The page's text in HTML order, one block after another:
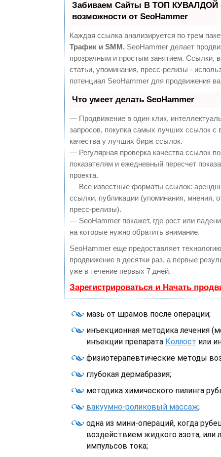
Забиваем Сайты В ТОП КУВАЛДОЙ
возможности от SeoHammer
Каждая ссылка анализируется по трем
Трафик и SMM. SeoHammer делает
прозрачным и простым занятием. Ссылки,
статьи, упоминания, пресс-релизы -
потенциал SeoHammer для продвижения
Что умеет делать SeoHammer
— Продвижение в один клик,
запросов, покупка самых лучших ссылок с
качества у лучших бирж ссылок.
— Регулярная проверка качества ссылок
показателям и ежедневный пересчет
проекта.
— Все известные форматы ссылок:
ссылки, публикации (упоминания, мнения,
пресс-релизы).
— SeoHammer покажет, где рост или
на которые нужно обратить внимание.
SeoHammer еще предоставляет
продвижение в десятки раз, а первые
уже в течение первых 7 дней.
Зарегистрироваться и Начать
мазь от шрамов после операции;
инъекционная методика лечения
инъекции препарата Коллост или
физиотерапевтические методы
глубокая дермабразия;
методика химического пилинга
вакуумно-роликовый массаж;
одна из мини-операций, когда
воздействием жидкого азота, или
импульсов тока;